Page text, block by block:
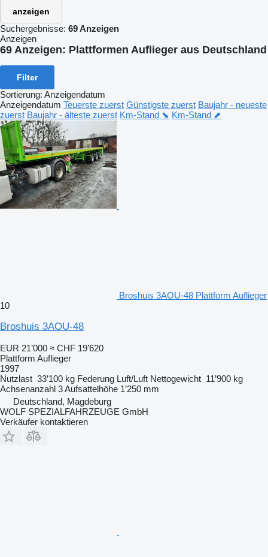
anzeigen
Suchergebnisse: 69 Anzeigen
Anzeigen
69 Anzeigen: Plattformen Auflieger aus Deutschland
Filter
Sortierung: Anzeigendatum
Anzeigendatum Teuerste zuerst Günstigste zuerst Baujahr - neueste
zuerst Baujahr - älteste zuerst Km-Stand ⬊ Km-Stand ⬈
Broshuis 3AOU-48 Plattform Auflieger
10
Broshuis 3AOU-48
EUR 21’000 ≈ CHF 19’620
Plattform Auflieger
1997
Nutzlast 33’100 kg Federung Luft/Luft Nettogewicht 11’900 kg
Achsenanzahl 3Aufsattelhöhe 1’250 mm
Deutschland, Magdeburg
WOLF SPEZIALFAHRZEUGE GmbH
Verkäufer kontaktieren